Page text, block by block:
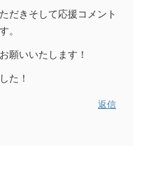
だきそして応援コメント
。
願いいたします！
た！
返信